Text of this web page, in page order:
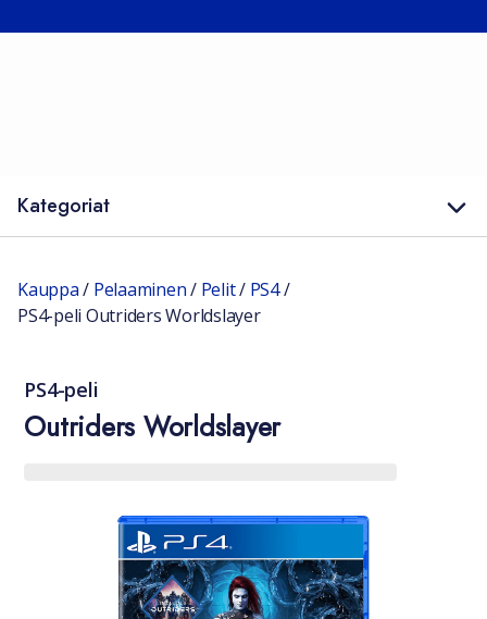
Kategoriat
Kauppa/ Pelaaminen/ Pelit/ PS4/
PS4-peli Outriders Worldslayer
PS4-peli
Outriders Worldslayer